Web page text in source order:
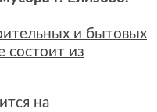
и бытовых
состоит из
на